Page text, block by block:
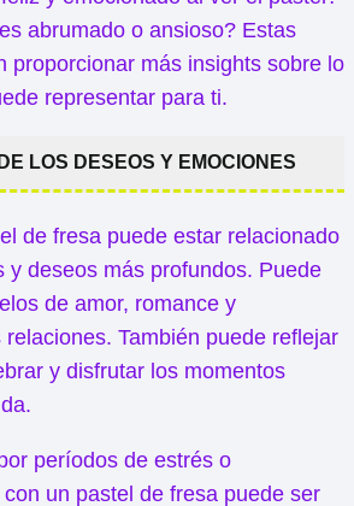
abrumado o ansioso? Estas
proporcionar más insights sobre lo
representar para ti.
LOS DESEOS Y EMOCIONES
de fresa puede estar relacionado
y deseos más profundos. Puede
de amor, romance y
También puede reflejar
y disfrutar los momentos
períodos de estrés o
un pastel de fresa puede ser